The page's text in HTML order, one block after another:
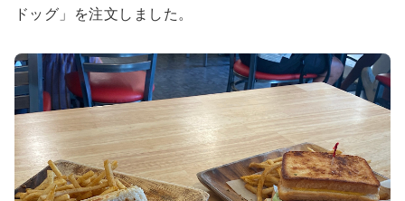
ドッグ」を注文しました。